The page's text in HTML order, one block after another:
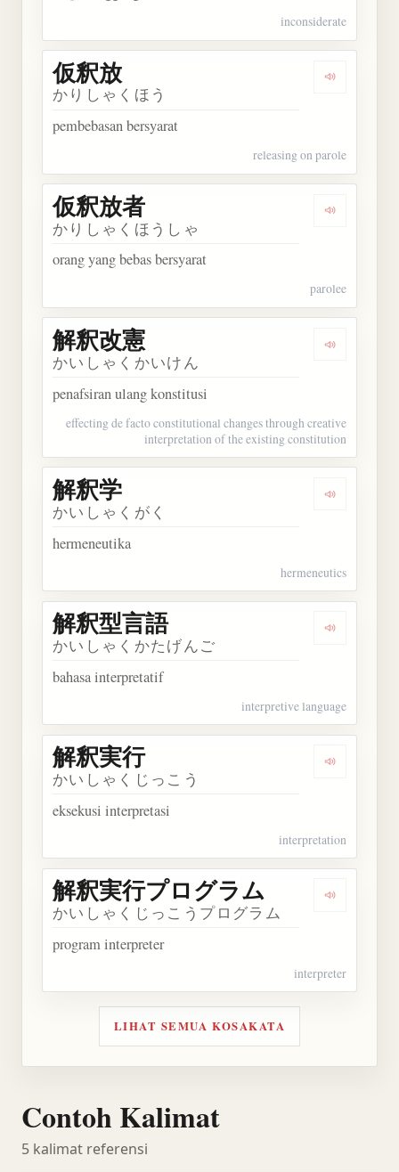
inconsiderate
Dengarkan
仮釈放
かりしゃくほう
pembebasan bersyarat
releasing on parole
Dengarkan
仮釈放者
かりしゃくほうしゃ
orang yang bebas bersyarat
parolee
Dengarkan
解釈改憲
かいしゃくかいけん
penafsiran ulang konstitusi
effecting de facto constitutional changes through creative
interpretation of the existing constitution
Dengarkan
解釈学
かいしゃくがく
hermeneutika
hermeneutics
Dengarkan
解釈型言語
かいしゃくかたげんご
bahasa interpretatif
interpretive language
Dengarkan
解釈実行
かいしゃくじっこう
eksekusi interpretasi
interpretation
Dengarkan
解釈実行プログラム
かいしゃくじっこうプログラム
program interpreter
interpreter
LIHAT SEMUA KOSAKATA
Contoh Kalimat
5 kalimat referensi